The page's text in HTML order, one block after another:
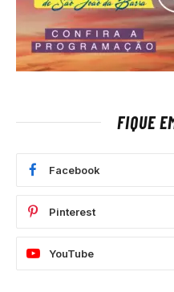
FIQUE
Facebook
Pinterest
YouTube